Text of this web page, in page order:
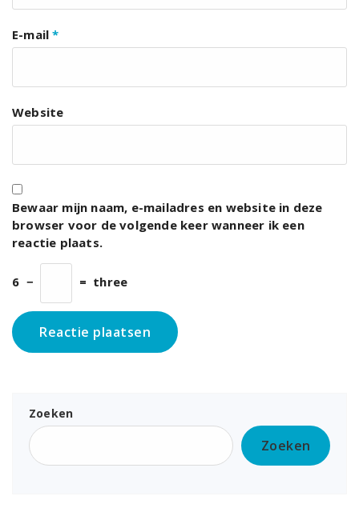
E-mail*
Website
Bewaar mijn naam, e-mailadres en website in deze
browser voor de volgende keer wanneer ik een
reactie plaats.
6 − = three
Zoeken
Zoeken